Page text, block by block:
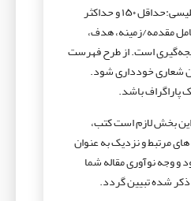
چکیده فارسی/انگلیسی:حداقل ۱۵۰ و حداکثر
مقدمه/زمینه، هدف،
است. از طرح فهرست
شعاری خودداری شود.
پاراگراف باشد.
بخش لازم است کتب،
های مرتبط و نزدیک به عنوان
و وجه نوآوری مقاله شما
شده تبیین گردد.